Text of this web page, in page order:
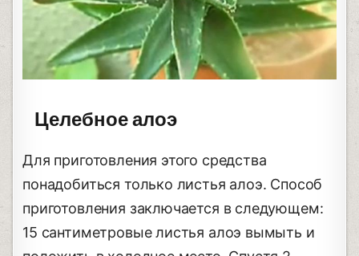
Целебное алоэ
Для приготовления этого средства
понадобиться только листья алоэ. Способ
приготовления заключается в следующем:
15 сантиметровые листья алоэ вымыть и